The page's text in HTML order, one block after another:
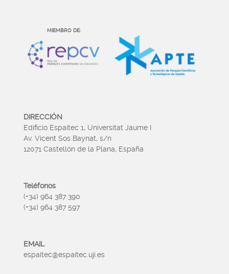
MIEMBRO DE:
DIRECCIÓN
Edificio Espaitec 1, Universitat Jaume I
Av. Vicent Sos Baynat, s/n
12071 Castellón de la Plana, España
Teléfonos
(+34) 964 387 390
(+34) 964 387 597
EMAIL
espaitec@espaitec.uji.es